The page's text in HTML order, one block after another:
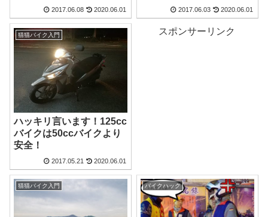
2017.06.08 2020.06.01 2017.06.03 2020.06.01
猫猫バイク入門
ハッキリ言います！125cc
バイクは50ccバイクより
安全！
2017.05.21 2020.06.01
スポンサーリンク
猫猫バイク入門 バイクハック